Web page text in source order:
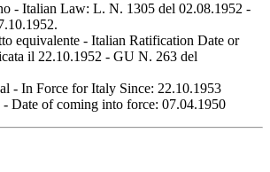
- Italian Law: L. N. 1305 del 02.08.1952 -
equivalente - Italian Ratification Date or
il 22.10.1952 - GU N. 263 del
- In Force for Italy Since: 22.10.1953
Date of coming into force: 07.04.1950